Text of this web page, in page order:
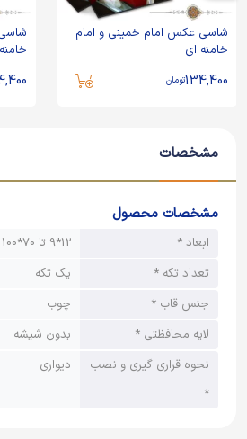
شاسی عکس امام خمینی و امام
خامنه ای
134,400تومان
مشخصات
مشخصات محصول
ابعاد *
12*9 تا 70*100
تعداد تکه *
یک تکه
جنس قاب *
چوب
لایه محافظتی *
بدون شیشه
نحوه قراری گیری و نصب
*
دیواری